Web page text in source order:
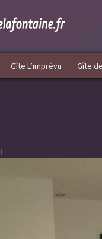
Gîte L’imprévu Gîte